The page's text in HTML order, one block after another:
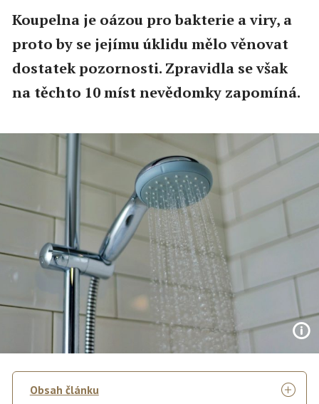
Koupelna je oázou pro bakterie a viry, a
proto by se jejímu úklidu mělo věnovat
dostatek pozornosti. Zpravidla se však
na těchto 10 míst nevědomky zapomíná.
Obsah článku